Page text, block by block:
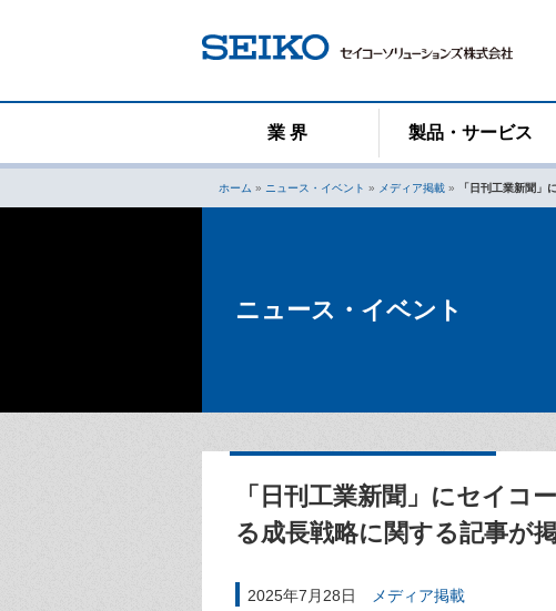
ツ
キ
業 界 製品・サービス
ホーム » ニュース・イベント » メディア掲載 » 「日刊工業新聞」
ニュース・イベント
「日刊工業新聞」にセイコ
る成長戦略に関する記事が
2025年7月28日 メディア掲載